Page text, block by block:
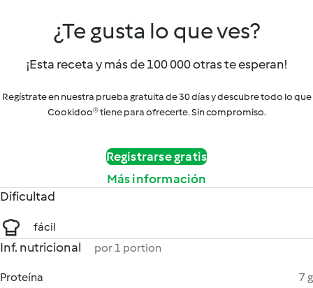
¿Te gusta lo que ves?
¡Esta receta y más de 100 000 otras te esperan!
Regístrate en nuestra prueba gratuita de 30 días y descubre todo lo que
Cookidoo® tiene para ofrecerte. Sin compromiso.
Registrarse gratis
Más información
Dificultad
fácil
Inf. nutricional por 1 portion
Proteína
7 g